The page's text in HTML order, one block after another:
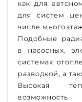
как для
для систем
числе
Подобные
в насосных,
системах
разводкой, а
Высокая
возможность